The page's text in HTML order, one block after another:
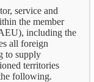
service and
the member
including the
all foreign
to supply
territories
following.